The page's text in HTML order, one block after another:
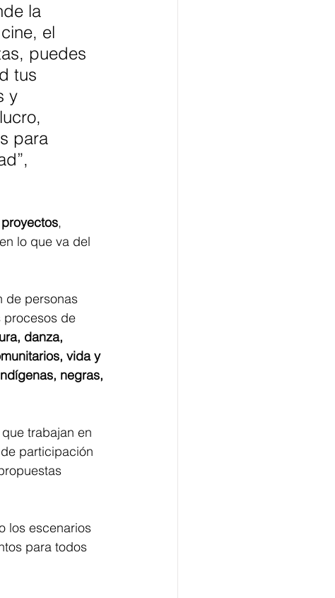
la
el
puedes
tus
y
para
,
lo que va del
de personas
procesos de
danza,
vida y
negras,
trabajan en
participación
los escenarios
para todos